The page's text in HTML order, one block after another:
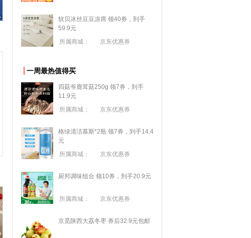
软贝冰丝豆豆凉席 领40券，到手
59.9元
所属商城：
京东优惠券
一周最热值得买
四菇爷鹿茸菇250g 领7券，到手
11.9元
所属商城：
京东优惠券
格绿清洁慕斯*2瓶 领7券，到手14.4
元
所属商城：
京东优惠券
厨邦调味组合 领10券，到手20.9元
所属商城： 京东优惠券
京觅陕西大荔冬枣 券后32.9元包邮